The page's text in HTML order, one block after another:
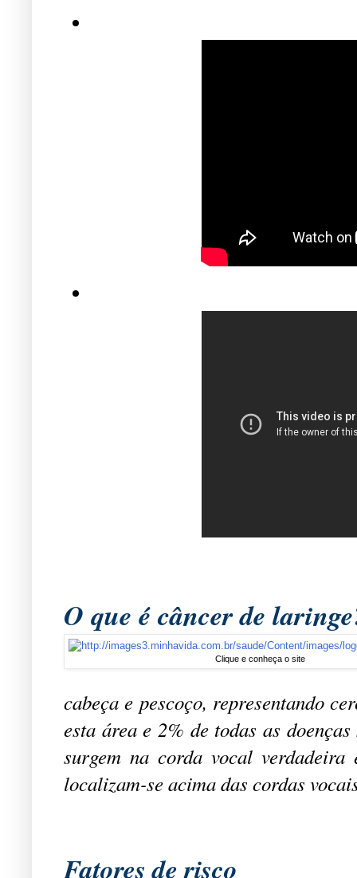
O que é câncer de
Clique e conheça o site
cabeça e pescoço, representando
esta área e 2% de todas as
surgem na corda vocal
localizam-se acima das cordas
Fatores de risco